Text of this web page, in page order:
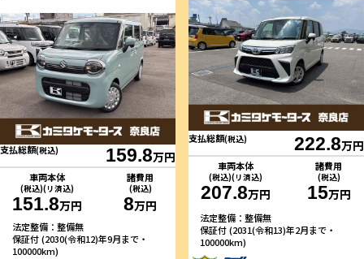
支払総額(税込) 159.8万円
車両本体
(税込)(リ済込)
151.8万円
諸費用
(税込)
8万円
法定整備：整備無
保証付 (2030(令和12)年9月まで・
100000km)
支払総額(税込) 222.8万円
車両本体
(税込)(リ済込)
207.8万円
諸費用
(税込)
15万円
法定整備：整備無
保証付 (2031(令和13)年2月まで・
100000km)